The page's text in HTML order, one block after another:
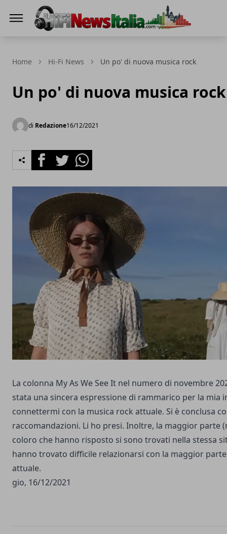
Home Hi-Fi News Un po' di nuova musica rock
Un po' di nuova musica rock
di Redazione16/12/2021
FacebookTwitterWhatsapp
La colonna MyAs We See It nel numero di novembre
stata una sincera espressione di rammarico per la mia
connettermi con la musica rock attuale. Si è conclusa
raccomandazioni. Li ho presi. Inoltre, la maggior parte
coloro che hanno risposto si sono trovati nella stessa
hanno trovato difficile relazionarsi con la maggior
attuale.
gio, 16/12/2021